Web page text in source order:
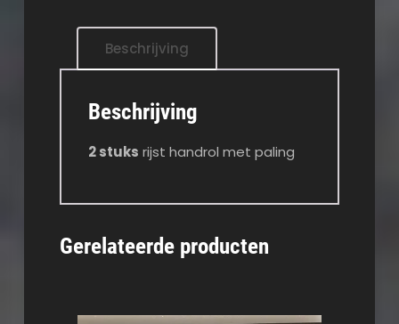
Beschrijving
Beschrijving
2 stuks rijst handrol met paling
Gerelateerde producten